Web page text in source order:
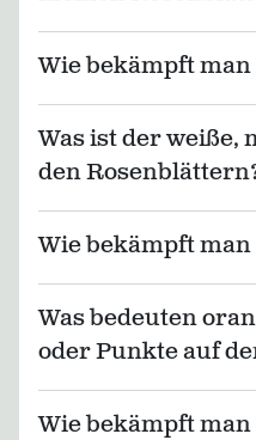
Wie bekämpft
Was ist der weiße,
den
Wie bekämpft man
Was bedeuten
oder Punkte auf
Wie bekämpft man